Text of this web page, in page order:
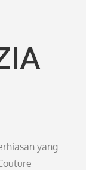
yang